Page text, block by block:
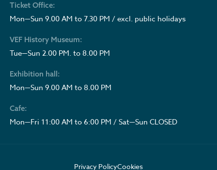
Ticket Office:
Mon—Sun 9.00 AM to 7.30 PM / excl. public holidays
VEF History Museum:
Tue—Sun 2.00 PM. to 8.00 PM
Exhibition hall:
Mon—Sun 9.00 AM to 8.00 PM
Cafe:
Mon—Fri 11:00 AM to 6:00 PM / Sat—Sun CLOSED
Privacy PolicyCookies